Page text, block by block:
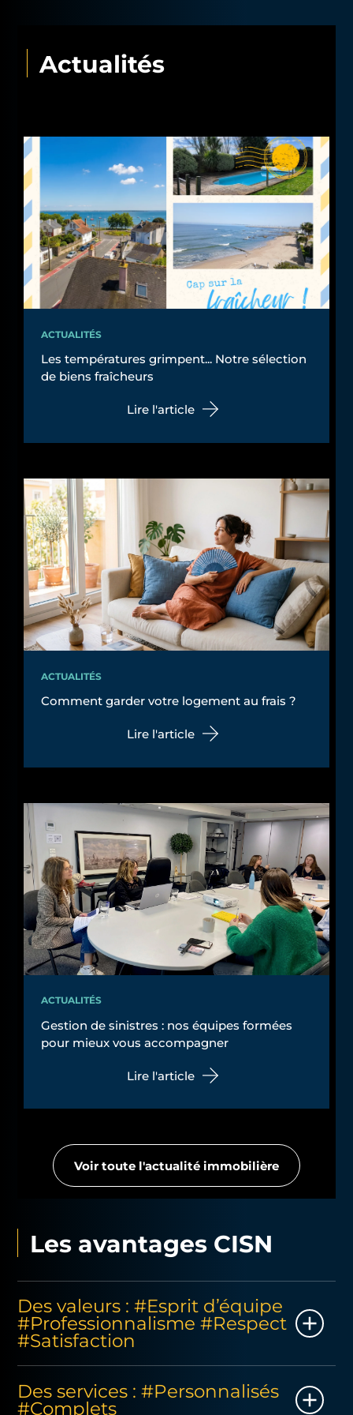
Actualités
ACTUALITÉS
Les températures grimpent... Notre sélection
de biens fraîcheurs
Lire l'article
ACTUALITÉS
Comment garder votre logement au frais ?
Lire l'article
ACTUALITÉS
Gestion de sinistres : nos équipes formées
pour mieux vous accompagner
Lire l'article
Voir toute l'actualité immobilière
Les avantages CISN
Des valeurs : #Esprit d’équipe
#Professionnalisme #Respect
#Satisfaction
Les équipes incarnent au quotidien les valeurs du
Groupe CISN : aller de l’avant avec une attitude
Des services : #Personnalisés
#Complets